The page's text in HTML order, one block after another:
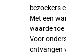
bezoekers
Met een
waarde toe
Voor
ontvangen